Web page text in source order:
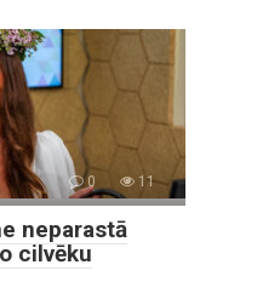
0 11
neparastā
cilvēku